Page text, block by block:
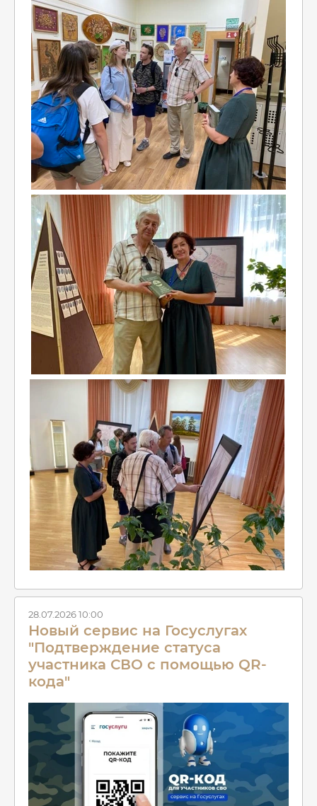
28.07.2026 10:00
Новый сервис на Госуслугах
"Подтверждение статуса
участника СВО с помощью QR-
кода"